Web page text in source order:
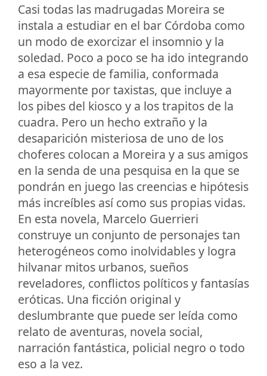
Casi todas las madrugadas Moreira se
instala a estudiar en el bar Córdoba como
un modo de exorcizar el insomnio y la
soledad. Poco a poco se ha ido integrando
a esa especie de familia, conformada
mayormente por taxistas, que incluye a
los pibes del kiosco y a los trapitos de la
cuadra. Pero un hecho extraño y la
desaparición misteriosa de uno de los
choferes colocan a Moreira y a sus amigos
en la senda de una pesquisa en la que se
pondrán en juego las creencias e hipótesis
más increíbles así como sus propias vidas.
En esta novela, Marcelo Guerrieri
construye un conjunto de personajes tan
heterogéneos como inolvidables y logra
hilvanar mitos urbanos, sueños
reveladores, conflictos políticos y fantasías
eróticas. Una ficción original y
deslumbrante que puede ser leída como
relato de aventuras, novela social,
narración fantástica, policial negro o todo
eso a la vez.